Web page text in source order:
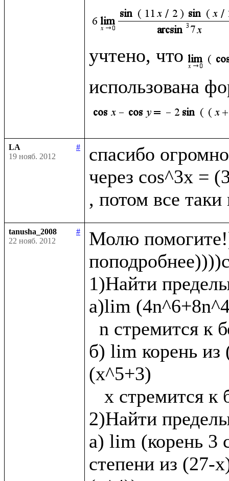
учтено, что
использована
LA
#
19 нояб. 2012
спасибо
через cos^3x =
tanusha_2008
#
22 нояб. 2012
Молю
1)Найти
а)lim
б) lim корень из
(x^5+3)
2)Найти
а) lim (корень 3
степени из (27-